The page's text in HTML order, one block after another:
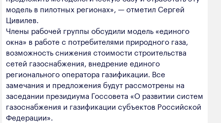
модель в пилотных регионах», — отметил Сергей
Цивилев.
Члены рабочей группы обсудили модель «единого
окна» в работе с потребителями природного газа,
возможность снижения стоимости строительства
сетей газоснабжения, внедрение единого
регионального оператора газификации. Все
замечания и предложения будут рассмотрены на
заседании президиума Госсовета «О развитии систем
газоснабжения и газификации субъектов Российской
Федерации».